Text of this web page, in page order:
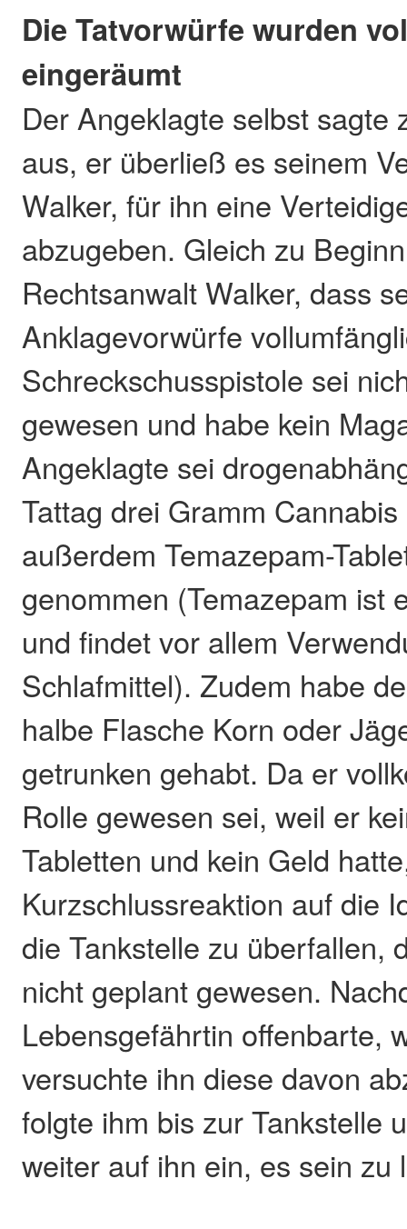
Die Tatvorwürfe wurden
eingeräumt
Der Angeklagte selbst sagte
aus, er überließ es seinem
Walker, für ihn eine
abzugeben. Gleich zu
Rechtsanwalt Walker, dass
Anklagevorwürfe
Schreckschusspistole sei
gewesen und habe kein
Angeklagte sei
Tattag drei Gramm
außerdem Temazepam-
genommen (Temazepam ist
und findet vor allem
Schlafmittel). Zudem habe
halbe Flasche Korn oder
getrunken gehabt. Da er
Rolle gewesen sei, weil er
Tabletten und kein Geld
Kurzschlussreaktion auf die
die Tankstelle zu überfallen,
nicht geplant gewesen.
Lebensgefährtin offenbarte,
versuchte ihn diese davon
folgte ihm bis zur Tankstelle
weiter auf ihn ein, es sein zu